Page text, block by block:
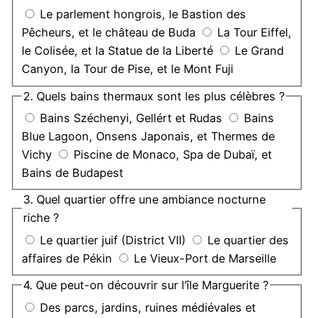
Le parlement hongrois, le Bastion des
Pêcheurs, et le château de Buda
La Tour Eiffel,
le Colisée, et la Statue de la Liberté
Le Grand
Canyon, la Tour de Pise, et le Mont Fuji
2. Quels bains thermaux sont les plus célèbres ?
Bains Széchenyi, Gellért et Rudas
Bains
Blue Lagoon, Onsens Japonais, et Thermes de
Vichy
Piscine de Monaco, Spa de Dubaï, et
Bains de Budapest
3. Quel quartier offre une ambiance nocturne
riche ?
Le quartier juif (District VII)
Le quartier des
affaires de Pékin
Le Vieux-Port de Marseille
4. Que peut-on découvrir sur l’île Marguerite ?
Des parcs, jardins, ruines médiévales et